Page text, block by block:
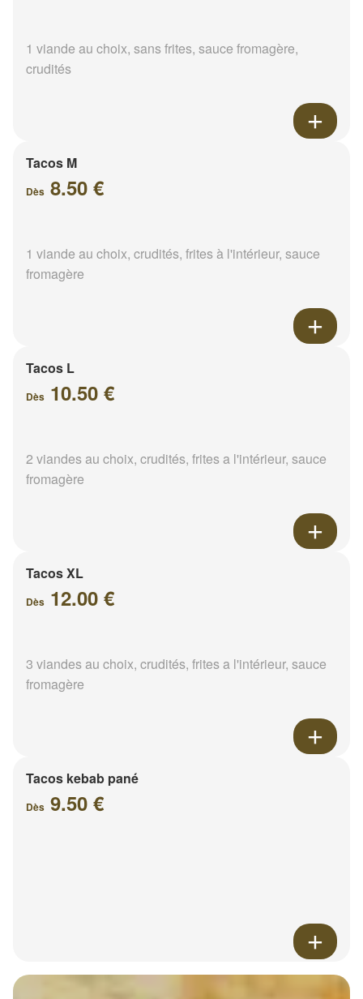
1 viande au choix, sans frites, sauce fromagère,
crudités
Tacos M
Dès 8.50 €
1 viande au choix, crudités, frites à l'intérieur, sauce
fromagère
Tacos L
Dès 10.50 €
2 viandes au choix, crudités, frites a l'intérieur, sauce
fromagère
Tacos XL
Dès 12.00 €
3 viandes au choix, crudités, frites a l'intérieur, sauce
fromagère
Tacos kebab pané
Dès 9.50 €